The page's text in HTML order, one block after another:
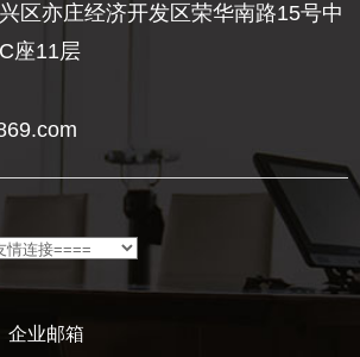
区亦庄经济开发区荣华南路15号中
座11层
企业邮箱